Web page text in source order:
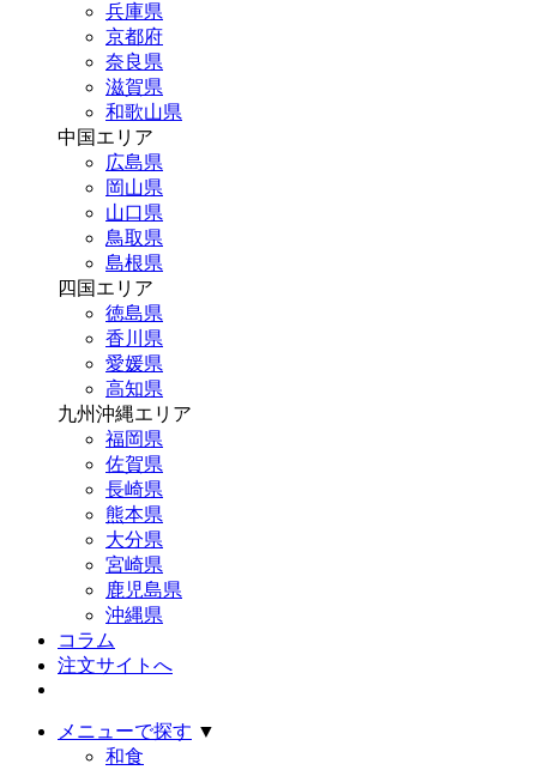
兵庫県
京都府
奈良県
滋賀県
和歌山県
中国エリア
広島県
岡山県
山口県
鳥取県
島根県
四国エリア
徳島県
香川県
愛媛県
高知県
九州沖縄エリア
福岡県
佐賀県
長崎県
熊本県
大分県
宮崎県
鹿児島県
沖縄県
コラム
注文サイトへ
メニューで探す ▼
和食